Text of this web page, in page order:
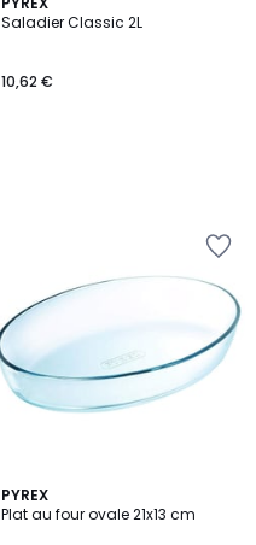
Saladier Classic 2L
10,62 €
PYREX
Plat au four ovale 21x13 cm